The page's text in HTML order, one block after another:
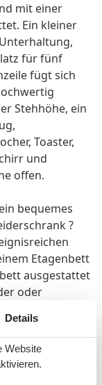
mit einer
Ein kleiner
für fünf
fügt sich
Stehhöhe, ein
Toaster,
und
offen.
bequemes
?
Etagenbett
ausgestattet
oder
eingerichtet.
und mit
Details
Website